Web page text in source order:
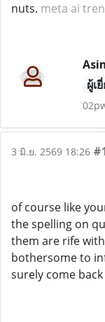
nuts. meta ai
ผู้เ
3 มิ.ย. 2569 18:26
of course like
the spelling on
them are rife
bothersome to
surely come back